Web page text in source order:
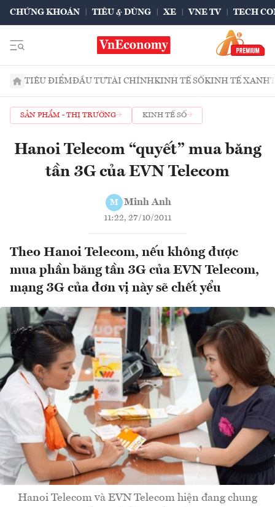
CHỨNG KHOÁN TIÊU & DÙNG XE VNE TV TECH
TIÊU ĐIỂMĐẦU TƯTÀI CHÍNHKINH TẾ SỐKINH TẾ XANH
SẢN PHẨM - THỊ TRƯỜNG KINH TẾ SỐ
Hanoi Telecom “quyết” mua băng
tần 3G của EVN Telecom
M Minh Anh
11:22, 27/10/2011
Theo Hanoi Telecom, nếu không được
mua phần băng tần 3G của EVN Telecom,
mạng 3G của đơn vị này sẽ chết yểu
Hanoi Telecom và EVN Telecom hiện đang chung